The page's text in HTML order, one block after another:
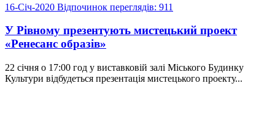
16-Січ-2020 Відпочинок переглядів: 911
У Рівному презентують мистецький проект
«Ренесанс образів»
22 січня о 17:00 год у виставковій залі Міського Будинку
Культури відбудеться презентація мистецького проекту...